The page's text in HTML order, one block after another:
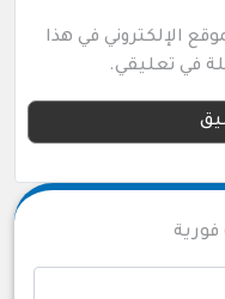
الإلكتروني في هذا
في تعليقي.